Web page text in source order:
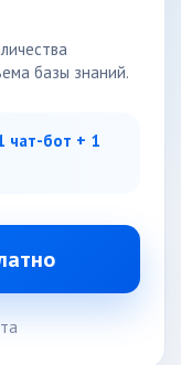
базы знаний.
чат-бот + 1